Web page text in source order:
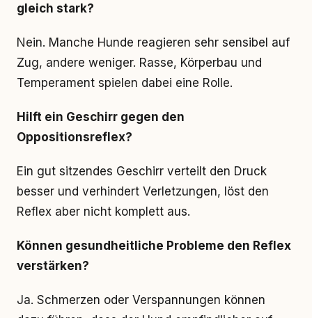
gleich stark?
Nein. Manche Hunde reagieren sehr sensibel auf
Zug, andere weniger. Rasse, Körperbau und
Temperament spielen dabei eine Rolle.
Hilft ein Geschirr gegen den
Oppositionsreflex?
Ein gut sitzendes Geschirr verteilt den Druck
besser und verhindert Verletzungen, löst den
Reflex aber nicht komplett aus.
Können gesundheitliche Probleme den Reflex
verstärken?
Ja. Schmerzen oder Verspannungen können